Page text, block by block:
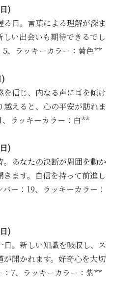
)
日。言葉による理解が深ま
しい出会いも期待できるでし
5、ラッキーカラー：黄色**
信じ、内なる声に耳を傾け
えると、心の平安が訪れま
、ラッキーカラー：白**
)
。あなたの決断が周囲を動か
きます。自信を持って前進し
ー：19、ラッキーカラー：
)
。新しい知識を吸収し、ス
開かれます。好奇心を大切
7、ラッキーカラー：紫**